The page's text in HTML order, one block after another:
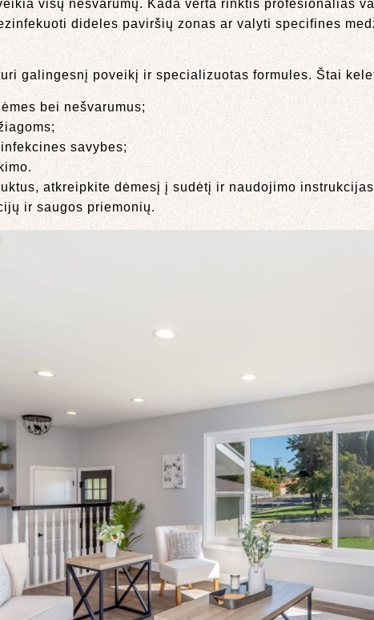
visų nešvarumų. Kada verta rinktis profesionalias
dideles paviršių zonas ar valyti specifines
galingesnį poveikį ir specializuotas formules. Štai
bei nešvarumus;
savybes;
atkreipkite dėmesį į sudėtį ir naudojimo
ir saugos priemonių.